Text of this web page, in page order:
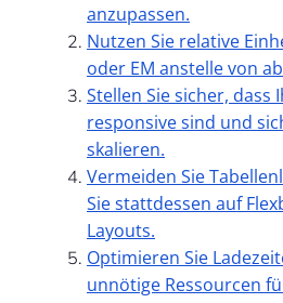
anzupassen.
Nutzen Sie relative
oder EM anstelle von
Stellen Sie sicher, dass
responsive sind und
skalieren.
Vermeiden Sie
Sie stattdessen auf
Layouts.
Optimieren Sie
unnötige Ressourcen